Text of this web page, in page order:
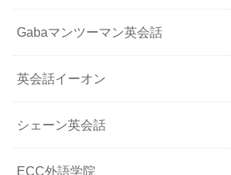
Gabaマンツーマン英会話
英会話イーオン
シェーン英会話
ECC外語学院